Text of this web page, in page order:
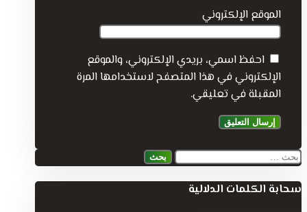
الموقع الإلكتروني
احفظ اسمي، بريدي الإلكتروني، والموقع
الإلكتروني في هذا المتصفح لاستخدامها المرة
المقبلة في تعليقي.
البحث
سحابة الكلمات الدلالية